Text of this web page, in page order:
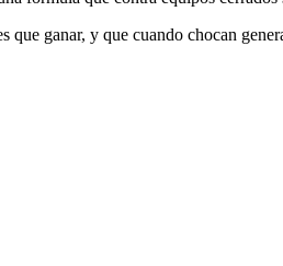
ganar, y que cuando chocan